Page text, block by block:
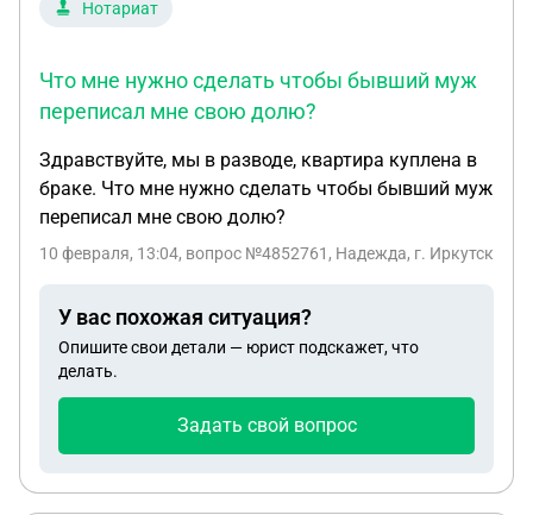
Нотариат
Что мне нужно сделать чтобы бывший муж
переписал мне свою долю?
Здравствуйте, мы в разводе, квартира куплена в
браке. Что мне нужно сделать чтобы бывший муж
переписал мне свою долю?
10 февраля, 13:04, вопрос №4852761, Надежда, г. Иркутск
У вас похожая ситуация?
Опишите свои детали — юрист подскажет, что
делать.
Задать свой вопрос